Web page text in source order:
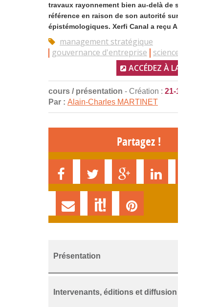
travaux rayonnement bien au-delà de sa discipline
référence en raison de son autorité sur les
épistémologiques. Xerfi Canal a reçu Alain-Charle...
management stratégique
gouvernance d'entreprise
sciences de
ACCÉDEZ À LA
cours / présentation - Création : 21-12-2017
Par : Alain-Charles MARTINET
Partagez !
Présentation
Intervenants, éditions et diffusion